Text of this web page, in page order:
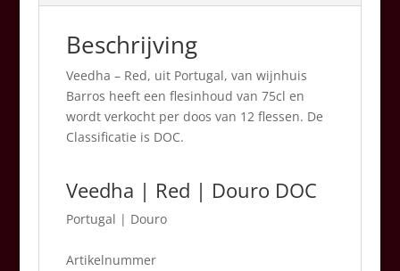
Beschrijving
Veedha – Red, uit Portugal, van wijnhuis
Barros heeft een flesinhoud van 75cl en
wordt verkocht per doos van 12 flessen. De
Classificatie is DOC.
Veedha | Red | Douro DOC
Portugal | Douro
Artikelnummer